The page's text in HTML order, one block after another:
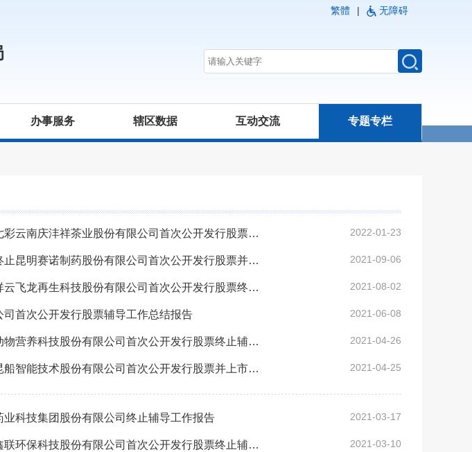
繁體 | 无障碍
办事服务 辖区数据 互动交流 专题专栏
安信证券股份有限公司关于昆明七彩云南庆沣祥茶业股份有限公司首次公开发行股票终止辅导工作报告 2022-01-23
国泰君安证券股份有限公司关于终止昆明赛诺制药股份有限公司首次公开发行股票并上市辅导工作报告 2021-09-06
兴业证券股份有限公司关于云南祥云飞龙再生科技股份有限公司首次公开发行股票终止辅导工作报告 2021-08-02
首次公开发行股票辅导工作总结报告 2021-06-08
国信证券股份有限公司关于天宝动物营养科技股份有限公司首次公开发行股票终止辅导工作报告 2021-04-26
中信建投证券股份有限公司关于昆船智能技术股份有限公司首次公开发行股票并上市辅导工作总结报告 2021-04-25
科技集团股份有限公司终止辅导工作报告 2021-03-17
华泰联合证券有限责任公司关于鑫联环保科技股份有限公司首次公开发行股票终止辅导工作报告 2021-03-10